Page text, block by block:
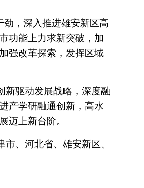
，深入推进雄安新区高
功能上力求新突破，加
强改革探索，发挥区域
新驱动发展战略，深度融
产学研融通创新，高水
迈上新台阶。
、河北省、雄安新区、